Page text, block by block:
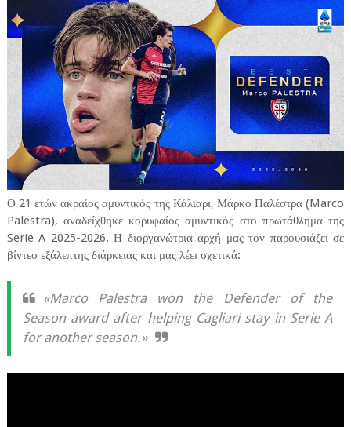
Ο 21 ετών ακραίος αμυντικός της Κάλιαρι, Μάρκο Παλέστρα (Marco
Palestra), αναδείχθηκε κορυφαίος αμυντικός στο πρωτάθλημα της
Serie A 2025-2026. Η διοργανώτρια αρχή μας τον παρουσιάζει σε
βίντεο εξάλεπτης διάρκειας και μας λέει σχετικά:
«Marco Palestra won the Defender of the
Season award after helping Cagliari stay in Serie A
for another season.»